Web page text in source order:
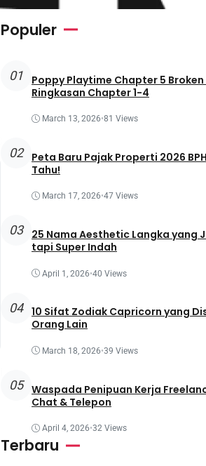
Populer
01
Poppy Playtime Chapter 5 Broken
Ringkasan Chapter 1-4
March 13, 2026•81 Views
02
Peta Baru Pajak Properti 2026
Tahu!
March 17, 2026•47 Views
03
25 Nama Aesthetic Langka yang
tapi Super Indah
April 1, 2026•40 Views
04
10 Sifat Zodiak Capricorn yang
Orang Lain
March 18, 2026•39 Views
05
Waspada Penipuan Kerja
Chat & Telepon
April 4, 2026•32 Views
Terbaru